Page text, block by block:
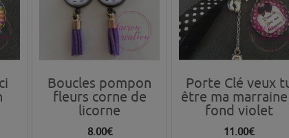
Boucles pompon
fleurs corne de
licorne
8.00€
Porte Clé veux
être ma marraine
fond violet
11.00€